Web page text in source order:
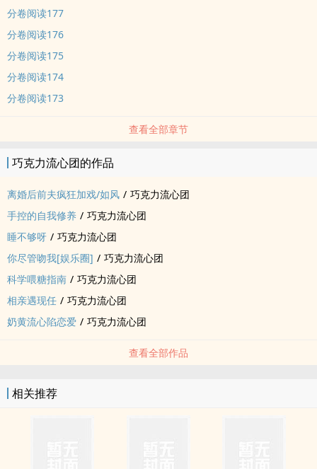
邵恩低声道：允许你在我心里犯法。
就论话术，我从来都没输过。
邵恩：那过会儿就让你哭着认输。
徐扣弦二十多年从来没嘴上服过输，却屡在邵恩面前哭腔喊要慢点
儿。
——此生狂妄，终为一人万事低头。
#特么的睡完就跑你还有理了#
双律师行业职场文，男女主都是打嘴炮小能手。
*女主家贼有钱，不是傻白甜，谁怼她她怼谁全家，非典型419。
感情线苏宠撩，剧情线为走燃向案件有虐，不虐我亲闺女跟儿子，完
毕。
男主是处再问打人了，为什么大龄还是看剧情线。
分卷阅读177
分卷阅读176
分卷阅读175
分卷阅读174
分卷阅读173
查看全部章节
巧克力流心团的作品
离婚后前夫疯狂加戏/如风 / 巧克力流心团
手控的自我修养 / 巧克力流心团
睡不够呀 / 巧克力流心团
你尽管吻我[娱乐圈] / 巧克力流心团
科学喂糖指南 / 巧克力流心团
相亲遇现任 / 巧克力流心团
奶黄流心陷恋爱 / 巧克力流心团
查看全部作品
相关推荐